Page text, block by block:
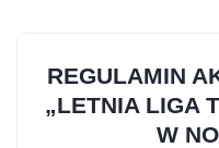
REGULAMIN
„LETNIA LIGA
W